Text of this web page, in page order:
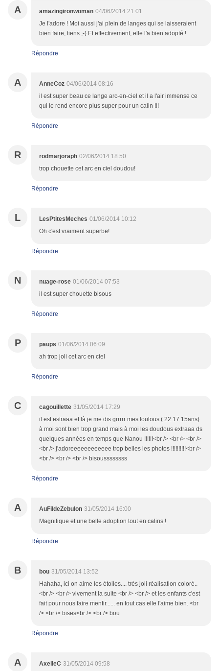
A amazingironwoman 04/06/2014 21:01
Je l'adore ! Moi aussi j'ai plein de langes qui se laisseraient
bien faire, tiens ;-) Et effectivement, elle l'a bien adopté !
Répondre
A AnneCoz 04/06/2014 08:16
il est super beau ce lange arc-en-ciel et il a l'air immense ce
qui le rend encore plus super pour un calin !!!
Répondre
R rodmarjoraph 02/06/2014 18:50
trop chouette cet arc en ciel doudou!
Répondre
L LesPtitesMeches 01/06/2014 10:12
Oh c'est vraiment superbe!
Répondre
N nuage-rose 01/06/2014 07:53
il est super chouette bisous
Répondre
P paups 01/06/2014 06:09
ah trop joli cet arc en ciel
Répondre
C cagouillette 31/05/2014 17:29
il est estraaa et là je me dis grrrrr mes loulous ( 22.17.15ans)
à moi sont bien trop grand mais à moi les doudous extraaa ds
quelques années en temps que Nanou !!!!!!<br /> <br /> <br />
<br /> j'adoreeeeeeeeeeee trop belles les photos !!!!!!!!!!<br />
<br /> <br /> <br /> bisoussssssss
Répondre
A AuFildeZebulon 31/05/2014 16:00
Magnifique et une belle adoption tout en calins !
Répondre
B bou 31/05/2014 13:52
Hahaha, ici on aime les étoiles.... très joli réalisation coloré..
<br /> <br /> vivement la suite <br /> <br /> et les enfants c'est
fait pour nous faire mentir...... en tout cas elle l'aime bien. <br
/> <br /> bises<br /> <br /> bou
Répondre
A AxelleC 31/05/2014 09:58